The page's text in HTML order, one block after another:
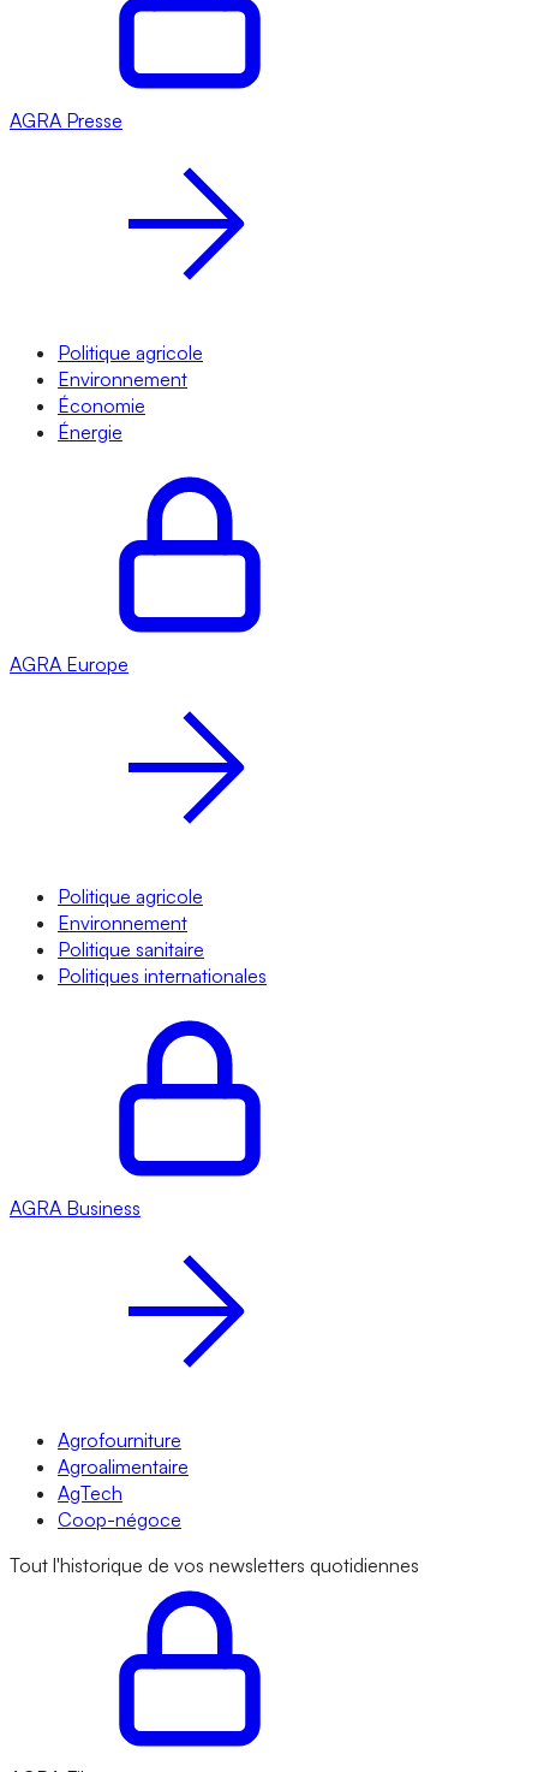
AGRA Presse
Politique agricole
Environnement
Économie
Énergie
AGRA Europe
Politique agricole
Environnement
Politique sanitaire
Politiques internationales
AGRA Business
Agrofourniture
Agroalimentaire
AgTech
Coop-négoce
Tout l'historique de vos newsletters quotidiennes